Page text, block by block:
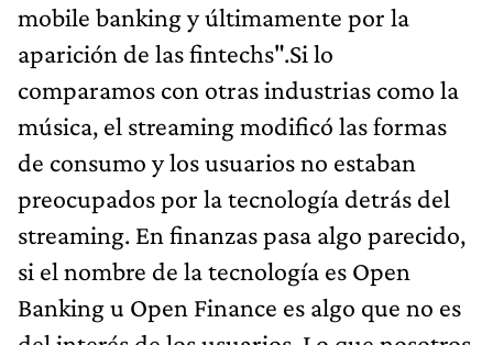
mobile banking y últimamente por la
aparición de las fintechs".Si lo
comparamos con otras industrias como la
música, el streaming modificó las formas
de consumo y los usuarios no estaban
preocupados por la tecnología detrás del
streaming. En finanzas pasa algo parecido,
si el nombre de la tecnología es Open
Banking u Open Finance es algo que no es